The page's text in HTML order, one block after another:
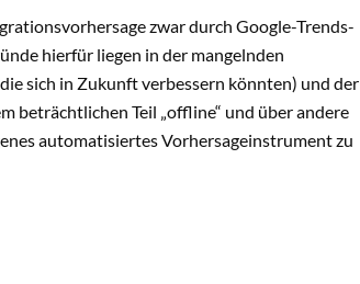
zwar durch Google-Trends-
hierfür liegen in der mangelnden
sich in Zukunft verbessern könnten) und der
beträchtlichen Teil „offline“ und über andere
automatisiertes Vorhersageinstrument zu